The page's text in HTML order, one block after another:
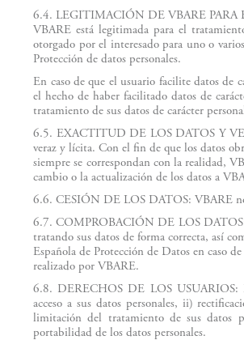
6.4. LEGITIMACIÓN DE VBARE PARA
VBARE está legitimada para el
otorgado por el interesado para uno o
Protección de datos personales.
En caso de que el usuario facilite datos de
el hecho de haber facilitado datos de
tratamiento de sus datos de carácter
6.5. EXACTITUD DE LOS DATOS Y
veraz y lícita. Con el fin de que los datos
siempre se correspondan con la realidad,
cambio o la actualización de los datos a
6.6. CESIÓN DE LOS DATOS: VBARE no
6.7. COMPROBACIÓN DE LOS DATOS:
tratando sus datos de forma correcta, así
Española de Protección de Datos en caso
realizado por VBARE.
6.8. DERECHOS DE LOS USUARIOS:
acceso a sus datos personales, ii)
limitación del tratamiento de sus datos
portabilidad de los datos personales.